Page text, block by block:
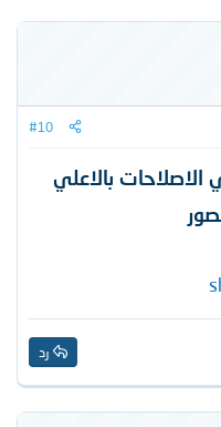
#10
بالاعلي
رد